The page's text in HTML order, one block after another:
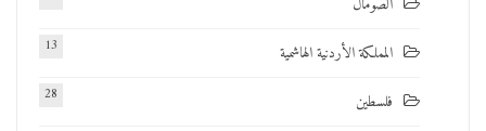
المملكة الأردنية الهاشمية 13
فلسطين 28